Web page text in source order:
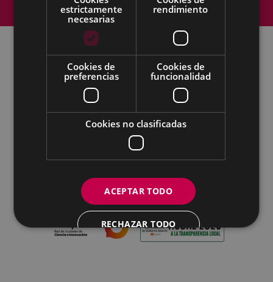
Accesibilidad
Todas las redes sociales del Ayuntamiento
Eibarko Udala - Untzaga plaza, 1 | 20600 Eibar
Tfnoa.: 943 70 84 00 / 010 | Faxa: 943 70 84 16 |
IFZ: P2003100A | DIR3 L01200300
estrictamente
necesarias
rendimiento
Cookies de
preferencias
Cookies de
funcionalidad
Cookies no clasificadas
ACEPTAR TODO
RECHAZAR TODO